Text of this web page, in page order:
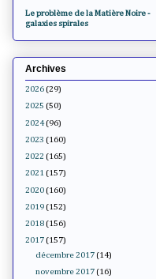
Le problème de la Matière Noire -
galaxies spirales
Archives
2026 (29)
2025 (50)
2024 (96)
2023 (160)
2022 (165)
2021 (157)
2020 (160)
2019 (152)
2018 (156)
2017 (157)
décembre 2017 (14)
novembre 2017 (16)